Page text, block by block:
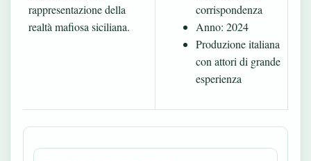
rappresentazione della
realtà mafiosa siciliana.
corrispondenza
Anno: 2024
Produzione italiana
con attori di grande
esperienza